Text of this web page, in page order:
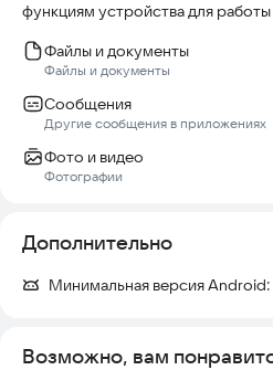
функциям устройства для
Файлы и документы
Файлы и документы
Сообщения
Другие сообщения в приложениях
Фото и видео
Фотографии
Дополнительно
Минимальная версия Android:
Возможно, вам